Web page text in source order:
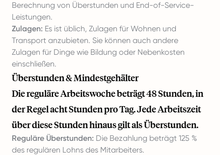
Berechnung von Überstunden und End-of-Service-
Leistungen.
Zulagen: Es ist üblich, Zulagen für Wohnen und
Transport anzubieten. Sie können auch andere
Zulagen für Dinge wie Bildung oder Nebenkosten
einschließen.
Überstunden & Mindestgehälter
Die reguläre Arbeitswoche beträgt 48 Stunden, in
der Regel acht Stunden pro Tag. Jede Arbeitszeit
über diese Stunden hinaus gilt als Überstunden.
Reguläre Überstunden: Die Bezahlung beträgt 125 %
des regulären Lohns des Mitarbeiters.